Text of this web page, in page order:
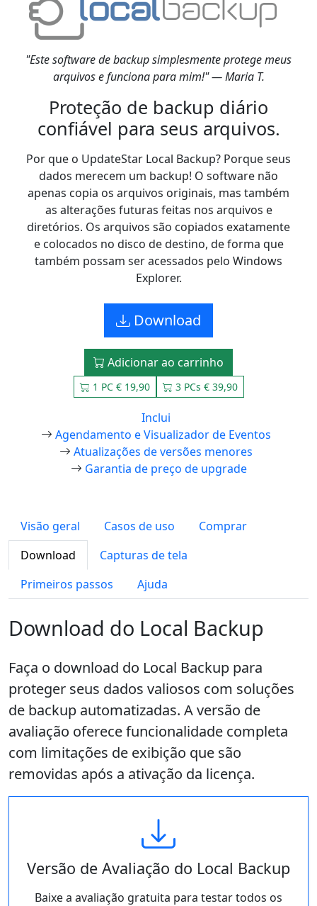
"Este software de backup simplesmente protege meus
arquivos e funciona para mim!" — Maria T.
Proteção de backup diário
confiável para seus arquivos.
Por que o UpdateStar Local Backup? Porque seus
dados merecem um backup! O software não
apenas copia os arquivos originais, mas também
as alterações futuras feitas nos arquivos e
diretórios. Os arquivos são copiados exatamente
e colocados no disco de destino, de forma que
também possam ser acessados pelo Windows
Explorer.
Download
Adicionar ao carrinho
1 PC € 19,90 3 PCs € 39,90
Inclui
Agendamento e Visualizador de Eventos
Atualizações de versões menores
Garantia de preço de upgrade
Visão geral Casos de uso
Comprar
Download
Capturas de tela
Primeiros passos
Ajuda
Download do Local Backup
Faça o download do Local Backup para
proteger seus dados valiosos com soluções
de backup automatizadas. A versão de
avaliação oferece funcionalidade completa
com limitações de exibição que são
removidas após a ativação da licença.
Versão de Avaliação do Local Backup
Baixe a avaliação gratuita para testar todos os